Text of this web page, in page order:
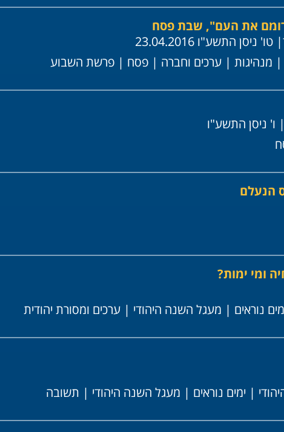
את העם", שבת פסח
| טו' ניסן התשע"ו 23.04.2016
| מנהיגות |ערכים וחברה |פסח |פרשת השבוע
| ו' ניסן התשע"ו
הנעלם
ומי ימות?
נוראים | מעגל השנה היהודי |ערכים ומסורת יהודית
| ימים נוראים | מעגל השנה היהודי | תשובה